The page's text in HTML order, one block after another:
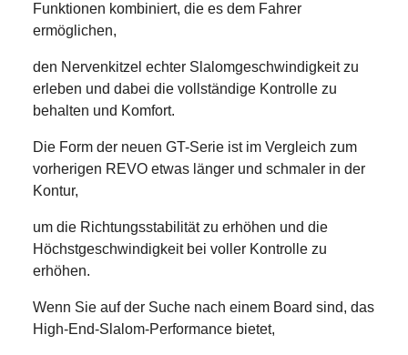
Funktionen kombiniert, die es dem Fahrer
ermöglichen,
den Nervenkitzel echter Slalomgeschwindigkeit zu
erleben und dabei die vollständige Kontrolle zu
behalten und Komfort.
Die Form der neuen GT-Serie ist im Vergleich zum
vorherigen REVO etwas länger und schmaler in der
Kontur,
um die Richtungsstabilität zu erhöhen und die
Höchstgeschwindigkeit bei voller Kontrolle zu
erhöhen.
Wenn Sie auf der Suche nach einem Board sind, das
High-End-Slalom-Performance bietet,